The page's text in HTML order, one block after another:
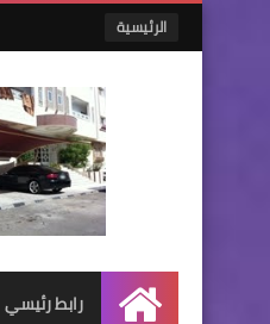
الرئيسية
الرئيسية
رابط رئيسي